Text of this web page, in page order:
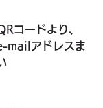
コードより、
mailアドレスま